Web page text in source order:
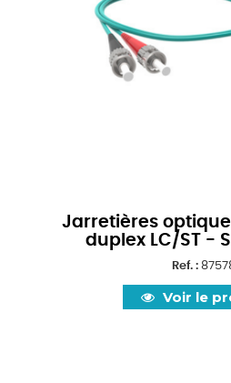
Jarretières
duplex LC/ST -
Ref. :
Voir le